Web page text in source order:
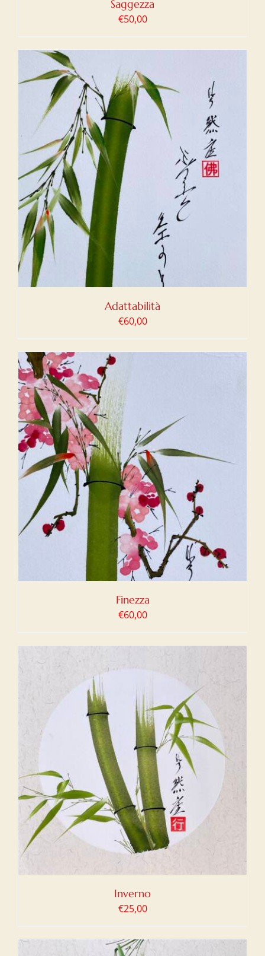
Saggezza
€50,00
Adattabilità
€60,00
Finezza
€60,00
Inverno
€25,00